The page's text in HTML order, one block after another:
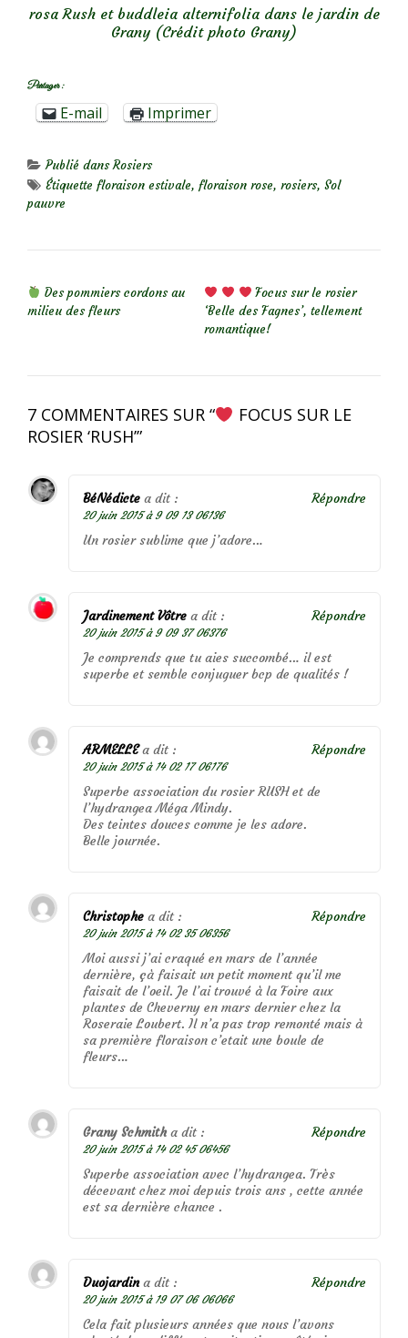
rosa Rush et buddleia alternifolia dans le jardin de
Grany (Crédit photo Grany)
Partager :
E-mail Imprimer
Publié dansRosiers
Étiquette floraison estivale, floraison rose, rosiers, Sol
pauvre
Des pommiers cordons au
milieu des fleurs
Focus sur le rosier
‘Belle des Fagnes’, tellement
romantique!
7 COMMENTAIRES SUR “
FOCUS SUR LE
ROSIER ‘RUSH’”
BéNédicte a dit :
20 juin 2015 à 9 09 13 06136
Un rosier sublime que j’adore…
Répondre
Jardinement Vôtre a dit :
20 juin 2015 à 9 09 37 06376
Je comprends que tu aies succombé… il est
superbe et semble conjuguer bcp de qualités !
Répondre
ARMELLE a dit :
20 juin 2015 à 14 02 17 06176
Superbe association du rosier RUSH et de
l’hydrangea Méga Mindy.
Des teintes douces comme je les adore.
Belle journée.
Répondre
Christophe a dit :
20 juin 2015 à 14 02 35 06356
Moi aussi j’ai craqué en mars de l’année
dernière, çà faisait un petit moment qu’il me
faisait de l’oeil. Je l’ai trouvé à la Foire aux
plantes de Cheverny en mars dernier chez la
Roseraie Loubert. Il n’a pas trop remonté mais à
sa première floraison c’etait une boule de
fleurs…
Répondre
Grany Schmith a dit :
20 juin 2015 à 14 02 45 06456
Superbe association avec l’hydrangea. Très
décevant chez moi depuis trois ans , cette année
est sa dernière chance .
Répondre
Duojardin a dit :
20 juin 2015 à 19 07 06 06066
Cela fait plusieurs années que nous l’avons
Répondre